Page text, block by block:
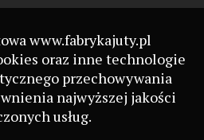
www.fabrykajuty.pl
oraz inne technologie
przechowywania
najwyższej jakości
usług.